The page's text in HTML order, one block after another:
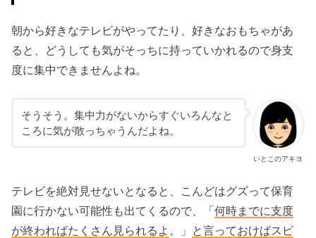
朝から好きなテレビがやってたり、好きなおもちゃがあ
ると、どうしても気がそっちに持っていかれるので身支
度に集中できませんよね。
いとこのアキヨ
そうそう。集中力がないからすぐいろんなと
ころに気が散っちゃうんだよね。
テレビを絶対見せないとなると、こんどはグズって保育
園に行かない可能性も出てくるので、「何時までに支度
が終わればたくさん見られるよ 。」 と言っておけばスピ